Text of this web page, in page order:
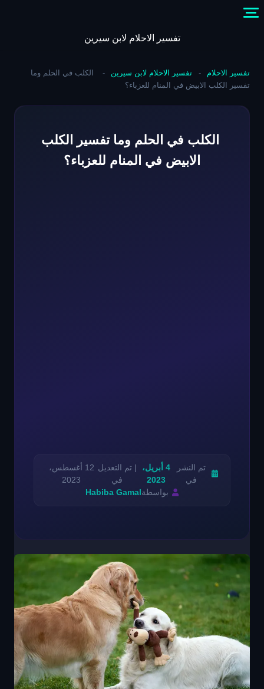
content
تفسير الاحلام لابن سيرين
تفسير الاحلام - تفسير الاحلام لابن سيرين -
الكلب في الحلم وما
تفسير الكلب الابيض في المنام للعزباء؟
الكلب في الحلم وما تفسير الكلب
الابيض في المنام للعزباء؟
تم النشر
في
4 أبريل،
2023
| تم التعديل
في
12 أغسطس،
2023
بواسطة Habiba Gamal